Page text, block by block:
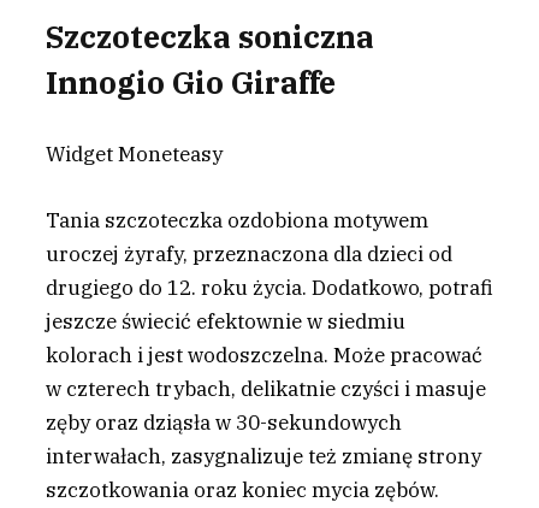
Szczoteczka soniczna
Innogio Gio Giraffe
Widget Moneteasy
Tania szczoteczka ozdobiona motywem
uroczej żyrafy, przeznaczona dla dzieci od
drugiego do 12. roku życia. Dodatkowo, potrafi
jeszcze świecić efektownie w siedmiu
kolorach i jest wodoszczelna. Może pracować
w czterech trybach, delikatnie czyści i masuje
zęby oraz dziąsła w 30-sekundowych
interwałach, zasygnalizuje też zmianę strony
szczotkowania oraz koniec mycia zębów.